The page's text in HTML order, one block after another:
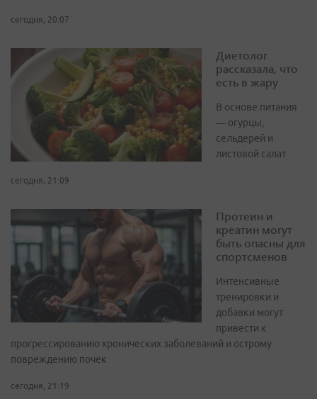
сегодня, 20:07
Диетолог
рассказала, что
есть в жару
В основе питания
— огурцы,
сельдерей и
листовой салат
сегодня, 21:09
Протеин и
креатин могут
быть опасны для
спортсменов
Интенсивные
тренировки и
добавки могут
привести к
прогрессированию хронических заболеваний и острому
повреждению почек
сегодня, 21:19